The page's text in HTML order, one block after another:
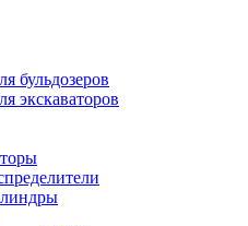
бульдозеров
экскаваторов